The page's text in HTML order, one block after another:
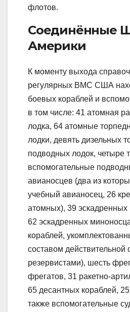
флотов.
Соединённые
Америки
К моменту выхода
регулярных ВМС США
боевых кораблей и
в том числе: 41 атомная
лодка, 64 атомные
лодки, девять дизельных
подводных лодок, четыре
вспомогательные
авианосцев (два из
учебный авианосец, 26
атомных), 39
62 эскадренных
кораблей,
составом
резервистами), шесть
фрегатов, 31 ракетно-
65 десантных кораблей,
также вспомогательные